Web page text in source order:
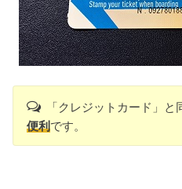
「クレジットカード」と
便利です。